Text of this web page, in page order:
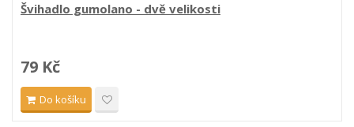
Švihadlo gumolano - dvě velikosti
79 Kč
Do košíku